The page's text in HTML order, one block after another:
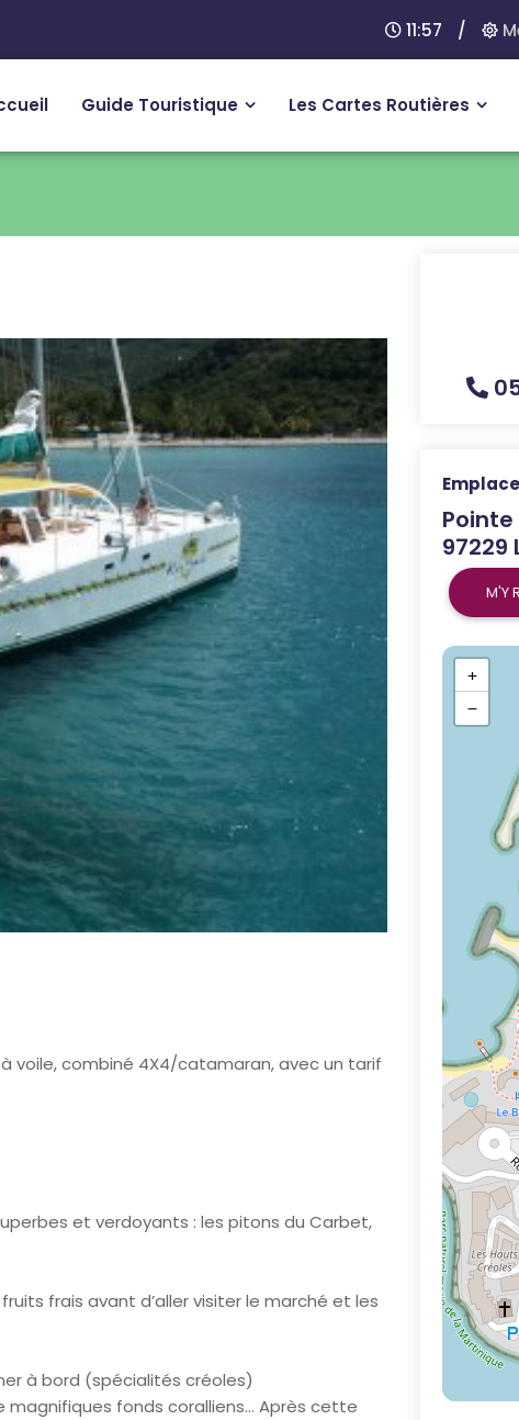
11:57 /
Guide Touristique Les Cartes Routières
voile, combiné 4X4/catamaran, avec un tarif
et verdoyants : les pitons du Carbet,
frais avant d’aller visiter le marché et les
à bord (spécialités créoles)
magnifiques fonds coralliens… Après cette
97229
M'Y
+
−